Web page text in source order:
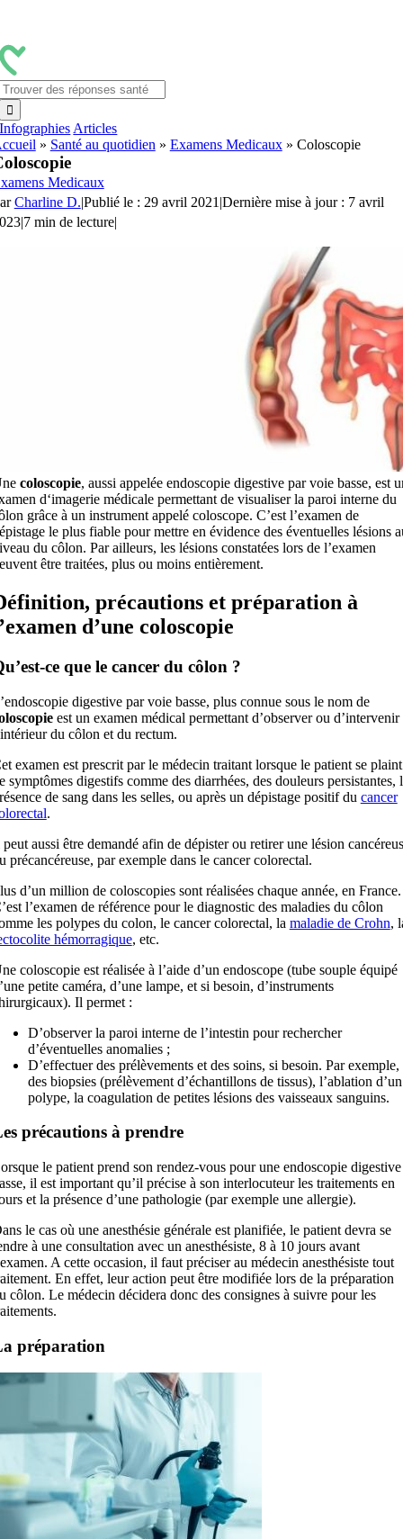
contenu
Infographies Articles
» Santé au quotidien » Examens Medicaux» Coloscopie
Medicaux
Charline D.|Publié le : 29 avril 2021 |Dernière mise à jour : 7 avril
|7 min de lecture|
coloscopie, aussi appelée endoscopie digestive par voie basse, est
d‘imagerie médicale permettant de visualiser la paroi interne du
grâce à un instrument appelé coloscope. C’est l’examen de
le plus fiable pour mettre en évidence des éventuelles lésions
du côlon. Par ailleurs, les lésions constatées lors de l’examen
être traitées, plus ou moins entièrement.
précautions et préparation à
d’une coloscopie
ce que le cancer du côlon ?
digestive par voie basse, plus connue sous le nom de
est un examen médical permettant d’observer ou d’intervenir
du côlon et du rectum.
examen est prescrit par le médecin traitant lorsque le patient se plaint
symptômes digestifs comme des diarrhées, des douleurs persistantes,
de sang dans les selles, ou après un dépistage positif du cancer
.
aussi être demandé afin de dépister ou retirer une lésion
précancéreuse, par exemple dans le cancer colorectal.
d’un million de coloscopies sont réalisées chaque année, en France.
l’examen de référence pour le diagnostic des maladies du côlon
les polypes du colon, le cancer colorectal, la maladie de Crohn,
hémorragique, etc.
coloscopie est réalisée à l’aide d’un endoscope (tube souple équipé
petite caméra, d’une lampe, et si besoin, d’instruments
Il permet :
D’observer la paroi interne de l’intestin pour rechercher
d’éventuelles anomalies ;
D’effectuer des prélèvements et des soins, si besoin. Par exemple,
des biopsies (prélèvement d’échantillons de tissus), l’ablation d’un
polype, la coagulation de petites lésions des vaisseaux sanguins.
précautions à prendre
le patient prend son rendez-vous pour une endoscopie digestive
il est important qu’il précise à son interlocuteur les traitements en
et la présence d’une pathologie (par exemple une allergie).
le cas où une anesthésie générale est planifiée, le patient devra se
à une consultation avec un anesthésiste, 8 à 10 jours avant
A cette occasion, il faut préciser au médecin anesthésiste tout
En effet, leur action peut être modifiée lors de la préparation
côlon. Le médecin décidera donc des consignes à suivre pour les
préparation